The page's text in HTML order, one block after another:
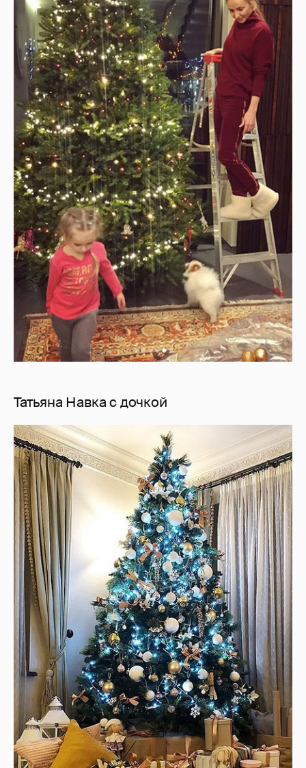
Татьяна Навка с дочкой